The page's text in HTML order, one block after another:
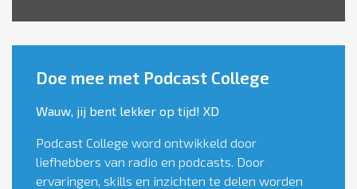
Doe mee met Podcast College
Wauw, jij bent lekker op tijd! XD
Podcast College word ontwikkeld door
liefhebbers van radio en podcasts. Door
ervaringen, skills en inzichten te delen worden